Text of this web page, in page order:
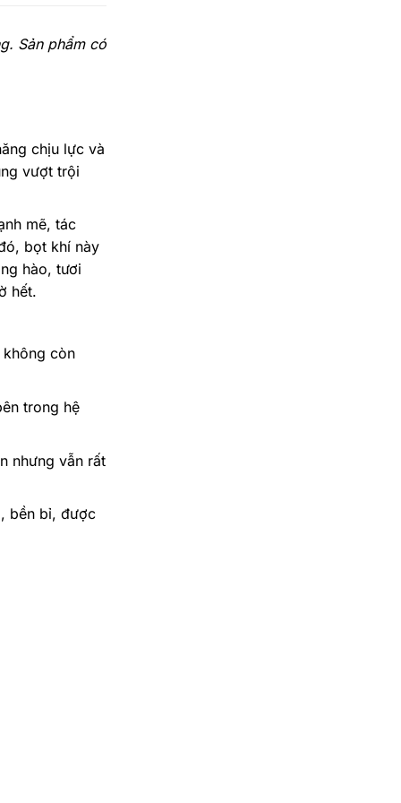
Sản phẩm có
chịu lực và
vượt trội
mẽ, tác
bọt khí này
hào, tươi
hết.
còn
trong hệ
nhưng vẫn rất
bền bỉ, được